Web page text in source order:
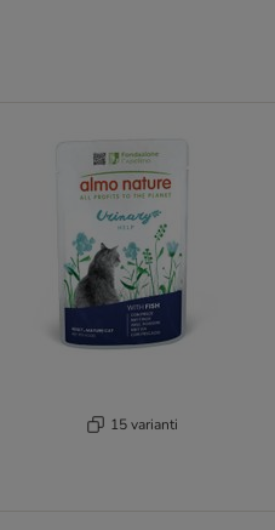
15 varianti